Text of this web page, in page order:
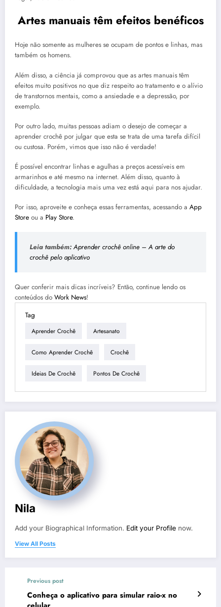
Artes manuais têm efeitos benéficos
Hoje não somente as mulheres se ocupam de pontos e linhas, mas
também os homens.
Além disso, a ciência já comprovou que as artes manuais têm
efeitos muito positivos no que diz respeito ao tratamento e o alívio
de transtornos mentais, como a ansiedade e a depressão, por
exemplo.
Por outro lado, muitas pessoas adiam o desejo de começar a
aprender crochê por julgar que esta se trata de uma tarefa difícil
ou custosa. Porém, vimos que isso não é verdade!
É possível encontrar linhas e agulhas a preços acessíveis em
armarinhos e até mesmo na internet. Além disso, quanto à
dificuldade, a tecnologia mais uma vez está aqui para nos ajudar.
Por isso, aproveite e conheça essas ferramentas, acessando a App
Store ou a Play Store.
Leia também: Aprender crochê online – A arte do
crochê pelo aplicativo
Quer conferir mais dicas incríveis? Então, continue lendo os
conteúdos do Work News!
Tag
Aprender Crochê Artesanato
Como Aprender Crochê Crochê
Ideias De Crochê Pontos De Crochê
Nila
Add your Biographical Information. Edit your Profile now.
View All Posts
Previous post
Conheça o aplicativo para simular raio-x no